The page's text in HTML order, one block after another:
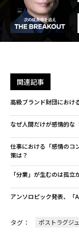
関連記事
高級ブランド財団におけ
なぜ人間だけが感情的な
仕事における「感情のコ
策は？
「分業」が生むのは孤
アンソロピック発表、「
タグ： ポストラグジ